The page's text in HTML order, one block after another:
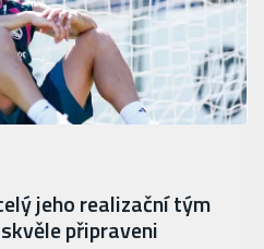
jeho realizační tým
připraveni